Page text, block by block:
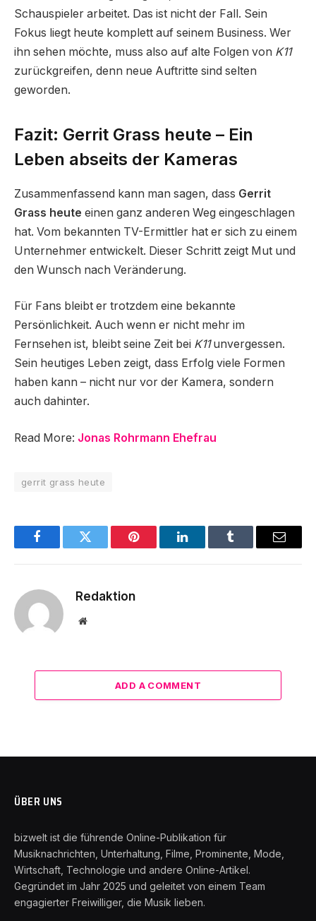
Schauspieler arbeitet. Das ist nicht der Fall. Sein
Fokus liegt heute komplett auf seinem Business. Wer
ihn sehen möchte, muss also auf alte Folgen von K11
zurückgreifen, denn neue Auftritte sind selten
geworden.
Fazit: Gerrit Grass heute – Ein
Leben abseits der Kameras
Zusammenfassend kann man sagen, dass Gerrit
Grass heute einen ganz anderen Weg eingeschlagen
hat. Vom bekannten TV-Ermittler hat er sich zu einem
Unternehmer entwickelt. Dieser Schritt zeigt Mut und
den Wunsch nach Veränderung.
Für Fans bleibt er trotzdem eine bekannte
Persönlichkeit. Auch wenn er nicht mehr im
Fernsehen ist, bleibt seine Zeit bei K11unvergessen.
Sein heutiges Leben zeigt, dass Erfolg viele Formen
haben kann – nicht nur vor der Kamera, sondern
auch dahinter.
Read More: Jonas Rohrmann Ehefrau
gerrit grass heute
FacebookTwitter Pinterest LinkedInTumblr Email
Redaktion
Website
ADD A COMMENT
ÜBER UNS
bizwelt ist die führende Online-Publikation für
Musiknachrichten, Unterhaltung, Filme, Prominente, Mode,
Wirtschaft, Technologie und andere Online-Artikel.
Gegründet im Jahr 2025 und geleitet von einem Team
engagierter Freiwilliger, die Musik lieben.